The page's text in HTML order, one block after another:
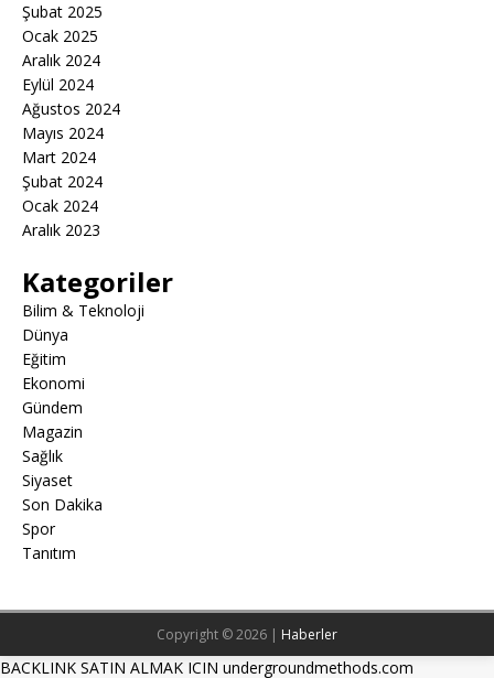
Şubat 2025
Ocak 2025
Aralık 2024
Eylül 2024
Ağustos 2024
Mayıs 2024
Mart 2024
Şubat 2024
Ocak 2024
Aralık 2023
Kategoriler
Bilim & Teknoloji
Dünya
Eğitim
Ekonomi
Gündem
Magazin
Sağlık
Siyaset
Son Dakika
Spor
Tanıtım
Copyright © 2026 | Haberler
BACKLINK SATIN ALMAK ICIN undergroundmethods.com